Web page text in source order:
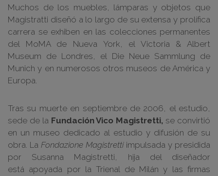
Muchos de los muebles, lámparas y objetos que
Magistratti diseñó a lo largo de su extensa y prolífica
carrera se exhiben en las colecciones permanentes
del MoMA de Nueva York, el Victoria & Albert
Museum de Londres, el Die Neue Sammlung de
Munich y en numerosos otros museos de América y
Europa.
Tras su muerte en septiembre de 2006, el estudio,
sede de la Fundación Vico Magistretti, se convirtió
en un museo dedicado al estudio y difusión de su
obra. La Fondazione Magistrettiimpulsada y presidida
por Susanna Magistretti, hija del diseñador
está apoyada por la Trienal de Milán y las firmas